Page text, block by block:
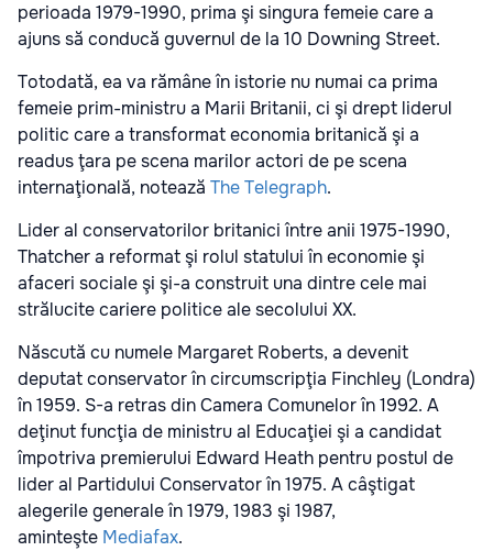
perioada 1979-1990, prima şi singura femeie care a
ajuns să conducă guvernul de la 10 Downing Street.
Totodată, ea va rămâne în istorie nu numai ca prima
femeie prim-ministru a Marii Britanii, ci şi drept liderul
politic care a transformat economia britanică şi a
readus ţara pe scena marilor actori de pe scena
internaţională, notează The Telegraph.
Lider al conservatorilor britanici între anii 1975-1990,
Thatcher a reformat şi rolul statului în economie şi
afaceri sociale şi şi-a construit una dintre cele mai
strălucite cariere politice ale secolului XX.
Născută cu numele Margaret Roberts, a devenit
deputat conservator în circumscripţia Finchley (Londra)
în 1959. S-a retras din Camera Comunelor în 1992. A
deţinut funcţia de ministru al Educaţiei şi a candidat
împotriva premierului Edward Heath pentru postul de
lider al Partidului Conservator în 1975. A câştigat
alegerile generale în 1979, 1983 şi 1987,
aminteşte Mediafax.